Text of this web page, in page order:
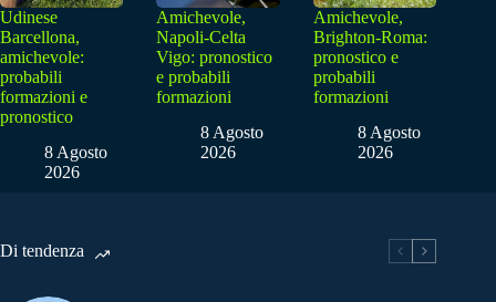
Udinese
Barcellona,
amichevole:
probabili
formazioni e
pronostico
8 Agosto
2026
Amichevole,
Napoli-Celta
Vigo: pronostico
e probabili
formazioni
8 Agosto
2026
Amichevole,
Brighton-Roma:
pronostico e
probabili
formazioni
8 Agosto
2026
Di tendenza